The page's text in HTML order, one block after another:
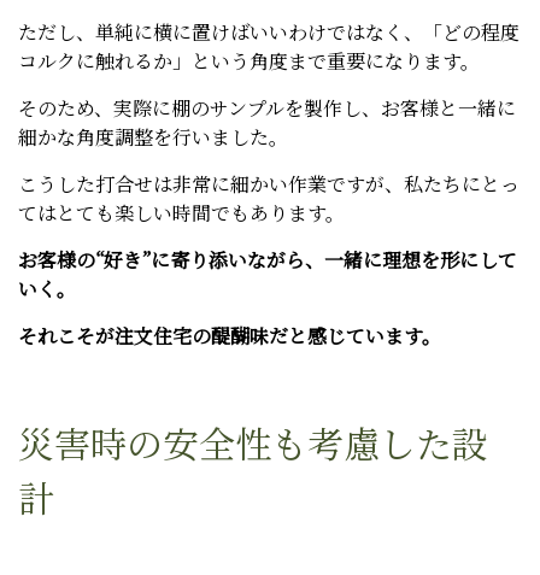
ただし、単純に横に置けばいいわけではなく、「どの程度
コルクに触れるか」という角度まで重要になります。
そのため、実際に棚のサンプルを製作し、お客様と一緒に
細かな角度調整を行いました。
こうした打合せは非常に細かい作業ですが、私たちにとっ
てはとても楽しい時間でもあります。
お客様の“好き”に寄り添いながら、一緒に理想を形にして
いく。
それこそが注文住宅の醍醐味だと感じています。
災害時の安全性も考慮した設
計